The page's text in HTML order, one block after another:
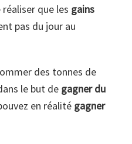
que les gains
pas du jour au
des tonnes de
le but de gagner du
en réalité gagner